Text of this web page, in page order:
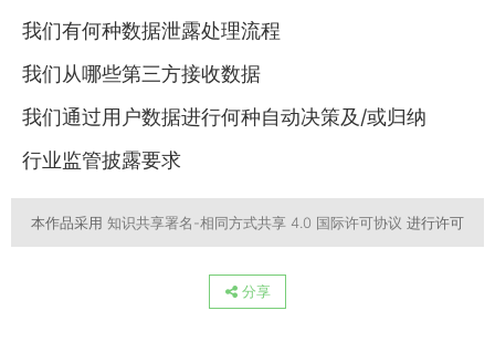
我们有何种数据泄露处理流程
我们从哪些第三方接收数据
我们通过用户数据进行何种自动决策及/或归纳
行业监管披露要求
本作品采用 知识共享署名-相同方式共享 4.0 国际许可协议 进行许可
分享